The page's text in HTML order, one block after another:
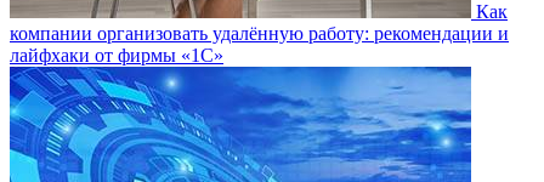
Как
компании организовать удалённую работу: рекомендации и
лайфхаки от фирмы «1С»